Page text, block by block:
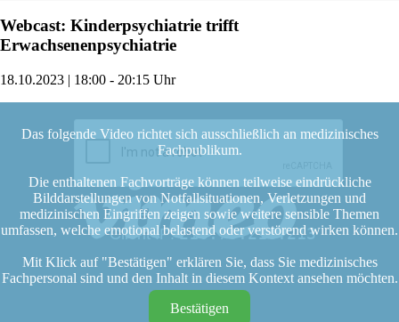
Webcast: Kinderpsychiatrie trifft
Erwachsenenpsychiatrie
18.10.2023 | 18:00 - 20:15 Uhr
Das folgende Video richtet sich ausschließlich an medizinisches
Fachpublikum.
Die enthaltenen Fachvorträge können teilweise eindrückliche
Bilddarstellungen von Notfallsituationen, Verletzungen und
medizinischen Eingriffen zeigen sowie weitere sensible Themen
umfassen, welche emotional belastend oder verstörend wirken können.
Mit Klick auf "Bestätigen" erklären Sie, dass Sie medizinisches
Fachpersonal sind und den Inhalt in diesem Kontext ansehen möchten.
Bestätigen